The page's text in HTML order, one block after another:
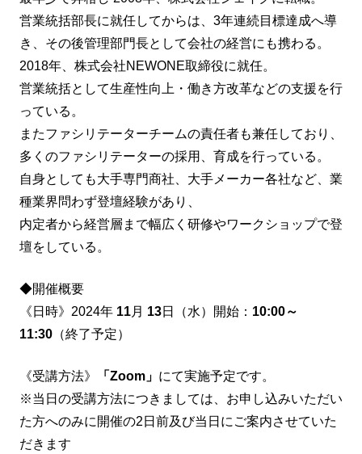
営業統括部長に就任してからは、3年連続目標達成へ導
き、その後管理部門長として会社の経営にも携わる。
2018年、株式会社NEWONE取締役に就任。
営業統括として生産性向上・働き方改革などの支援を行
っている。
またファシリテーターチームの責任者も兼任しており、
多くのファシリテーターの採用、育成を行っている。
自身としても大手専門商社、大手メーカー各社など、業
種業界問わず登壇経験があり、
内定者から経営層まで幅広く研修やワークショップで登
壇をしている。
◆開催概要
《日時》2024年 11月 13日（水）開始： 10:00～
11:30 （終了予定）
《受講方法》 「Zoom」 にて実施予定です。
※当日の受講方法につきましては、お申し込みいただい
た方へのみに開催の2日前及び当日にご案内させていた
だきます